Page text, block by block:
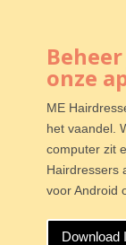
onze
ME
het vaandel.
computer zit
Hairdressers
voor Android
Download